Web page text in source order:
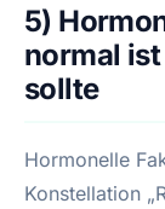
5)
normal
sollte
Hormonelle
Konstellation